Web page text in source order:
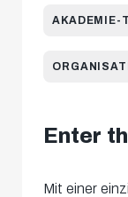
AKADEMIE-
Enter
Mit einer